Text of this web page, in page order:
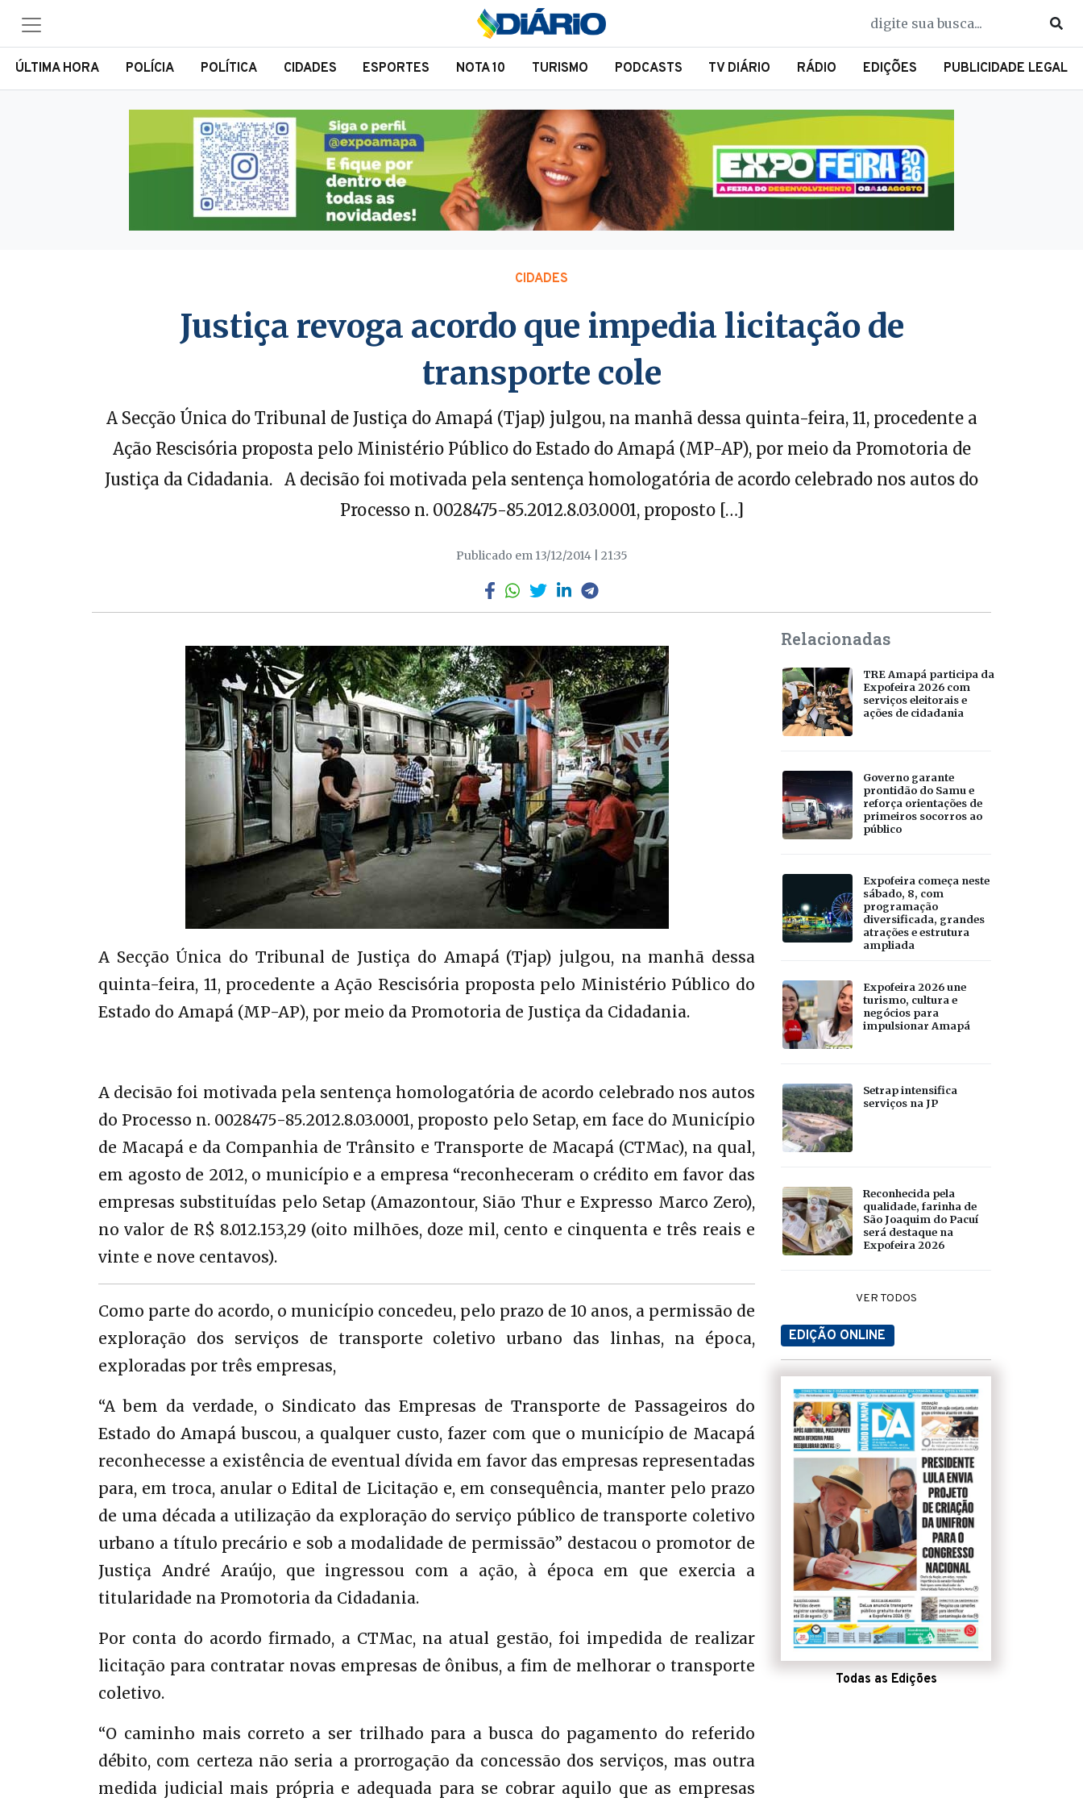
ÚLTIMA HORA POLÍCIA POLÍTICA CIDADES ESPORTES NOTA 10 TURISMO PODCASTS TV DIÁRIO RÁDIO EDIÇÕES PUBLICIDADE LEGAL
CIDADES
Justiça revoga acordo que impedia licitação de
transporte cole
A Secção Única do Tribunal de Justiça do Amapá (Tjap) julgou, na manhã dessa quinta-feira, 11, procedente a
Ação Rescisória proposta pelo Ministério Público do Estado do Amapá (MP-AP), por meio da Promotoria de
Justiça da Cidadania. A decisão foi motivada pela sentença homologatória de acordo celebrado nos autos do
Processo n. 0028475-85.2012.8.03.0001, proposto […]
Publicado em 13/12/2014 | 21:35
A Secção Única do Tribunal de Justiça do Amapá (Tjap) julgou, na manhã dessa
quinta-feira, 11, procedente a Ação Rescisória proposta pelo Ministério Público do
Estado do Amapá (MP-AP), por meio da Promotoria de Justiça da Cidadania.
A decisão foi motivada pela sentença homologatória de acordo celebrado nos autos
do Processo n. 0028475-85.2012.8.03.0001, proposto pelo Setap, em face do Município
de Macapá e da Companhia de Trânsito e Transporte de Macapá (CTMac), na qual,
em agosto de 2012, o município e a empresa “reconheceram o crédito em favor das
empresas substituídas pelo Setap (Amazontour, Sião Thur e Expresso Marco Zero),
no valor de R$ 8.012.153,29 (oito milhões, doze mil, cento e cinquenta e três reais e
vinte e nove centavos).
Como parte do acordo, o município concedeu, pelo prazo de 10 anos, a permissão de
exploração dos serviços de transporte coletivo urbano das linhas, na época,
exploradas por três empresas,
“A bem da verdade, o Sindicato das Empresas de Transporte de Passageiros do
Estado do Amapá buscou, a qualquer custo, fazer com que o município de Macapá
reconhecesse a existência de eventual dívida em favor das empresas representadas
para, em troca, anular o Edital de Licitação e, em consequência, manter pelo prazo
de uma década a utilização da exploração do serviço público de transporte coletivo
urbano a título precário e sob a modalidade de permissão” destacou o promotor de
Justiça André Araújo, que ingressou com a ação, à época em que exercia a
titularidade na Promotoria da Cidadania.
Por conta do acordo firmado, a CTMac, na atual gestão, foi impedida de realizar
licitação para contratar novas empresas de ônibus, a fim de melhorar o transporte
coletivo.
“O caminho mais correto a ser trilhado para a busca do pagamento do referido
débito, com certeza não seria a prorrogação da concessão dos serviços, mas outra
medida judicial mais própria e adequada para se cobrar aquilo que as empresas
Relacionadas
TRE Amapá participa da
Expofeira 2026 com
serviços eleitorais e
ações de cidadania
Governo garante
prontidão do Samu e
reforça orientações de
primeiros socorros ao
público
Expofeira começa neste
sábado, 8, com
programação
diversificada, grandes
atrações e estrutura
ampliada
Expofeira 2026 une
turismo, cultura e
negócios para
impulsionar Amapá
Setrap intensifica
serviços na JP
Reconhecida pela
qualidade, farinha de
São Joaquim do Pacuí
será destaque na
Expofeira 2026
VER TODOS
EDIÇÃO ONLINE
Todas as Edições